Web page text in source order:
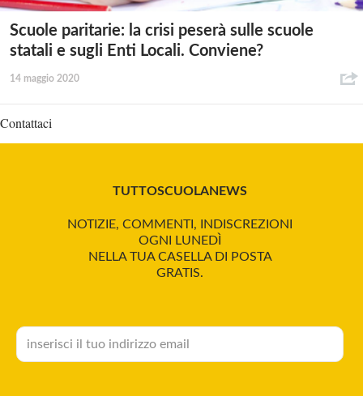
Scuole paritarie: la crisi peserà sulle scuole
statali e sugli Enti Locali. Conviene?
14 maggio 2020
Contattaci
TUTTOSCUOLANEWS
NOTIZIE, COMMENTI, INDISCREZIONI
OGNI LUNEDÌ
NELLA TUA CASELLA DI POSTA
GRATIS.